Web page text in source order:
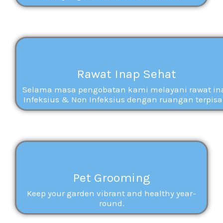
Rawat Inap Sehat
Selama masa pengobatan kami melayani rawat
Infeksius & Non Infeksius dengan ruangan
Pet Grooming
Keep your garden vibrant and healthy year-
round.